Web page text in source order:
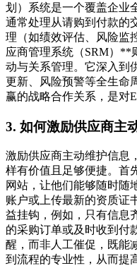
划）系统是一个覆盖企业
通常处理从请购到付款的
理（如绩效评估、风险监
应商管理系统（SRM）**
动与关系管理。它深入到
更新、风险预警等全生命
赢的战略合作关系，是对
3. 如何激励供应商主
激励供应商主动维护信息
样有价值且足够便捷。首
网站，让他们能够随时随
账户或上传最新的资质证
益挂钩，例如，只有信息
的采购订单或及时收到付
醒，而非人工催促，既能
到流程的专业性，从而提